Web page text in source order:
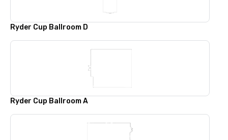
Ryder Cup Ballroom D
Ryder Cup Ballroom A